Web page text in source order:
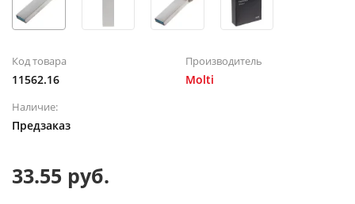
Код товара
11562.16
Производитель
Molti
Наличие:
Предзаказ
33.55 руб.